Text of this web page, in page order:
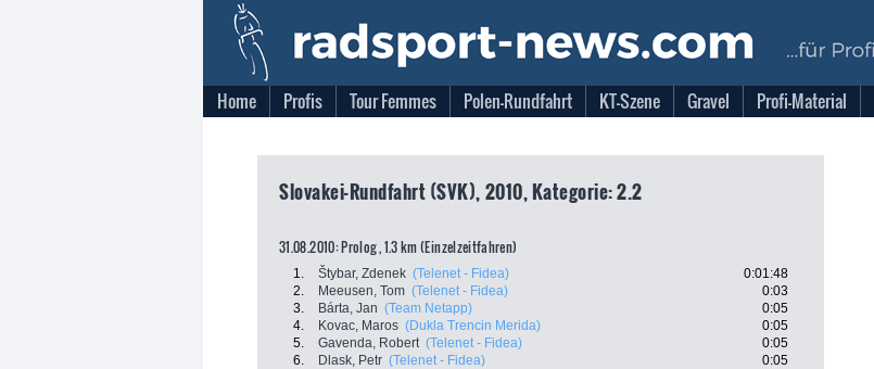
Home Profis Tour Femmes Polen-Rundfahrt KT-Szene Gravel Profi-Material
Slovakei-Rundfahrt (SVK), 2010, Kategorie: 2.2
31.08.2010: Prolog , 1.3 km (Einzelzeitfahren)
1. Štybar, Zdenek (Telenet - Fidea)
0:01:48
2.
Meeusen, Tom (Telenet - Fidea)
0:03
3.
Bárta, Jan (Team Netapp)
0:05
4.
Kovac, Maros (Dukla Trencin Merida)
0:05
5.
Gavenda, Robert (Telenet - Fidea)
0:05
6.
Dlask, Petr (Telenet - Fidea)
0:05